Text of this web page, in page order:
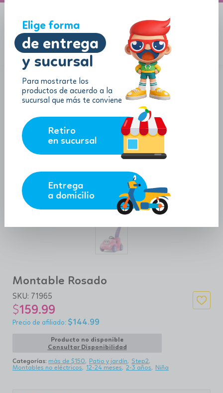
Elige forma
de entrega
y sucursal
Para mostrarte los
productos de acuerdo a la
sucursal que más te conviene
Retiro
en sucursal
Entrega
a domicilio
Montable Rosado
SKU: 71965
$159.99
$144.99
Producto no disponible
Consultar Disponibilidad
Categorías: más de $150 Patio y jardín
Step2
Montables no eléctricos
12-24 meses 2-3 años Niña